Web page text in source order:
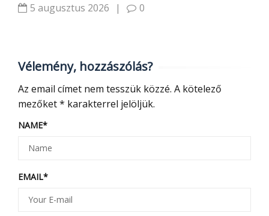
5 augusztus 2026
| 0
Vélemény, hozzászólás?
Az email címet nem tesszük közzé. A kötelező
mezőket* karakterrel jelöljük.
NAME*
EMAIL*